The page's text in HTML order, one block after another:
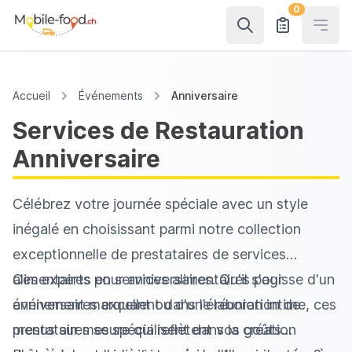
0
Accueil Événements Anniversaire
Services de Restauration
Anniversaire
Célébrez votre journée spéciale avec un style
inégalé en choisissant parmi notre collection
exceptionnelle de prestataires de services
alimentaires pour anniversaires. Qu'il s'agisse d'un
événement marquant ou d'une réunion intime, ces
prestataires se spécialisent dans la création
Ces experts en services alimentaires pour
anniversaires excellent dans l'élaboration de
menus sur mesure qui reflètent vos goûts